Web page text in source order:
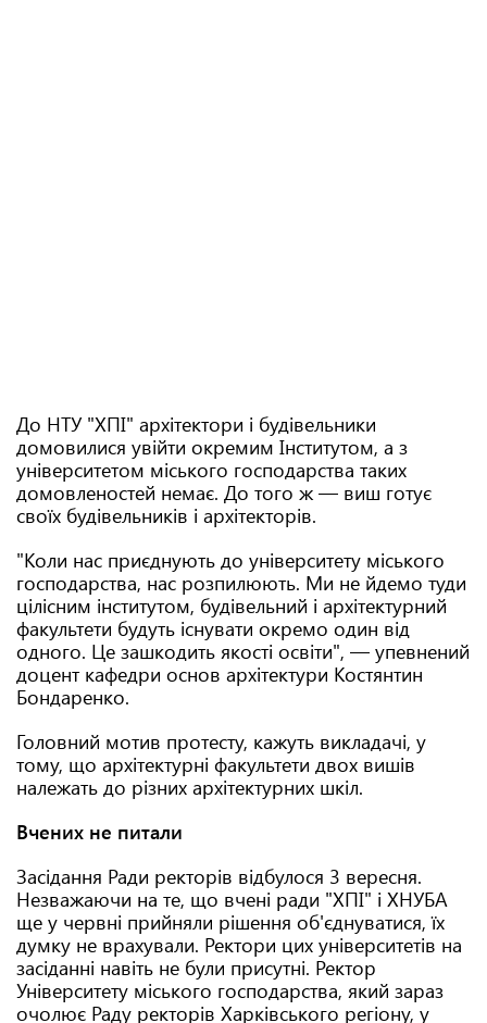
До НТУ "ХПІ" архітектори і будівельники
домовилися увійти окремим Інститутом, а з
університетом міського господарства таких
домовленостей немає. До того ж — виш готує
своїх будівельників і архітекторів.
"Коли нас приєднують до університету міського
господарства, нас розпилюють. Ми не йдемо туди
цілісним інститутом, будівельний і архітектурний
факультети будуть існувати окремо один від
одного. Це зашкодить якості освіти", — упевнений
доцент кафедри основ архітектури Костянтин
Бондаренко.
Головний мотив протесту, кажуть викладачі, у
тому, що архітектурні факультети двох вишів
належать до різних архітектурних шкіл.
Вчених не питали
Засідання Ради ректорів відбулося 3 вересня.
Незважаючи на те, що вчені ради "ХПІ" і ХНУБА
ще у червні прийняли рішення об'єднуватися, їх
думку не врахували. Ректори цих університетів на
засіданні навіть не були присутні. Ректор
Університету міського господарства, який зараз
очолює Раду ректорів Харківського регіону, у